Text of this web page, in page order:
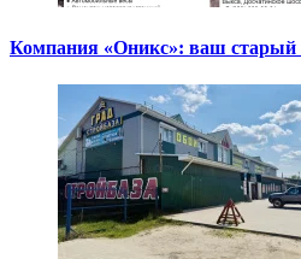
Компания «Оникс»: ваш старый